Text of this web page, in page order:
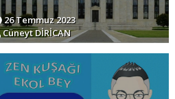
26 Temmuz 2023
Cüneyt DİRİCAN